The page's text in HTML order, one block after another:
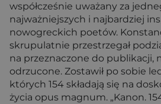
współcześnie uważany za
najważniejszych i najbardziej
nowogreckich poetów.
skrupulatnie przestrzegał
na przeznaczone do publikacji,
odrzucone. Zostawił po sobie
których 154 składają się na
życia opus magnum. „Kanon.